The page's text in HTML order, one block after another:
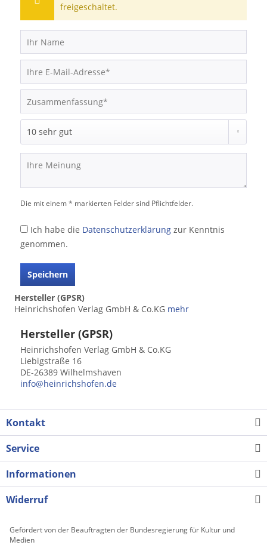
freigeschaltet.
Die mit einem * markierten Felder sind Pflichtfelder.
Ich habe die Datenschutzerklärung zur Kenntnis
genommen.
Speichern
Hersteller (GPSR)
Heinrichshofen Verlag GmbH & Co.KG mehr
Hersteller (GPSR)
Heinrichshofen Verlag GmbH & Co.KG
Liebigstraße 16
DE-26389 Wilhelmshaven
info@heinrichshofen.de
Kontakt
Service
Informationen
Widerruf
Gefördert von der Beauftragten der Bundesregierung für Kultur und
Medien